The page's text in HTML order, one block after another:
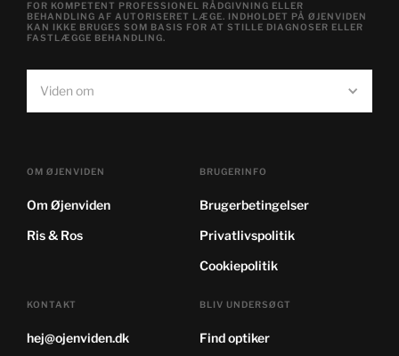
Viden om
FOR KOMPETENT PROFESSIONEL RÅDGIVNING ELLER
BEHANDLING AF AUTORISERET LÆGE. INDHOLDET PÅ ØJENVIDEN
KAN IKKE BRUGES SOM BASIS FOR AT STILLE DIAGNOSER ELLER
FASTLÆGGE BEHANDLING.
OM ØJENVIDEN
Om Øjenviden
Ris & Ros
BRUGERINFO
Brugerbetingelser
Privatlivspolitik
Cookiepolitik
KONTAKT
hej@ojenviden.dk
BLIV UNDERSØGT
Find optiker